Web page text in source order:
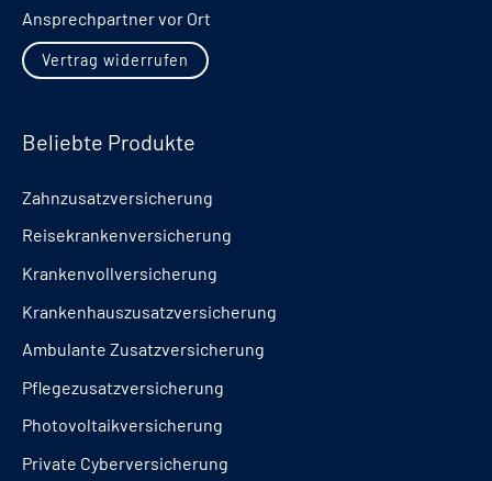
Ansprechpartner vor Ort
Vertrag widerrufen
Beliebte Produkte
Zahnzusatzversicherung
Reisekrankenversicherung
Krankenvollversicherung
Krankenhauszusatzversicherung
Ambulante Zusatzversicherung
Pflegezusatzversicherung
Photovoltaikversicherung
Private Cyberversicherung